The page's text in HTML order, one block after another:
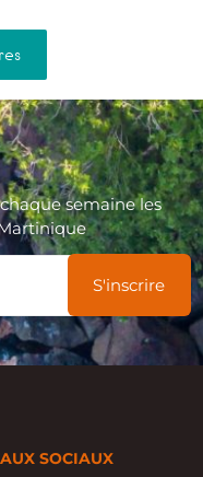
semaine les
SOCIAUX